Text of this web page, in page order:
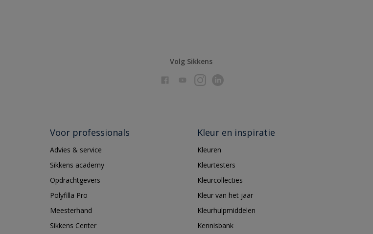
Volg Sikkens
Voor professionals
Advies & service
Sikkens academy
Opdrachtgevers
Polyfilla Pro
Meesterhand
Sikkens Center
Kleur en inspiratie
Kleuren
Kleurtesters
Kleurcollecties
Kleur van het jaar
Kleurhulpmiddelen
Kennisbank